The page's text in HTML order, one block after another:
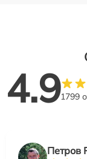
4.91799
Петров